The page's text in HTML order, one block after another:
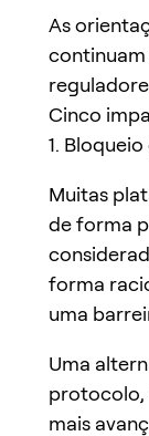
As
Cinco
1.
Muitas
de forma
forma
uma
Uma
protocolo,
mais